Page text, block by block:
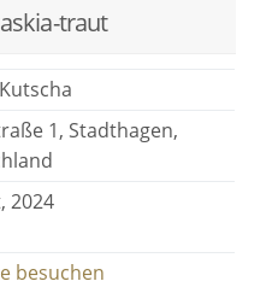
traut
1, Stadthagen,
2024
besuchen